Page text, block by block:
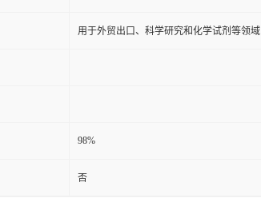
用于外贸出口、科学研究和化学试剂等领域
98%
否